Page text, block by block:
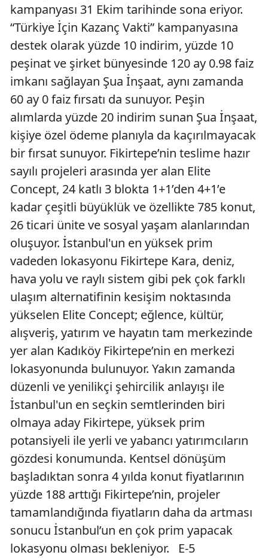
kampanyası 31 Ekim tarihinde sona eriyor.
“Türkiye İçin Kazanç Vakti” kampanyasına
destek olarak yüzde 10 indirim, yüzde 10
peşinat ve şirket bünyesinde 120 ay 0.98 faiz
imkanı sağlayan Şua İnşaat, aynı zamanda
60 ay 0 faiz fırsatı da sunuyor. Peşin
alımlarda yüzde 20 indirim sunan Şua İnşaat,
kişiye özel ödeme planıyla da kaçırılmayacak
bir fırsat sunuyor. Fikirtepe’nin teslime hazır
sayılı projeleri arasında yer alan Elite
Concept, 24 katlı 3 blokta 1+1’den 4+1’e
kadar çeşitli büyüklük ve özellikte 785 konut,
26 ticari ünite ve sosyal yaşam alanlarından
oluşuyor. İstanbul'un en yüksek prim
vadeden lokasyonu Fikirtepe Kara, deniz,
hava yolu ve raylı sistem gibi pek çok farklı
ulaşım alternatifinin kesişim noktasında
yükselen Elite Concept; eğlence, kültür,
alışveriş, yatırım ve hayatın tam merkezinde
yer alan Kadıköy Fikirtepe’nin en merkezi
lokasyonunda bulunuyor. Yakın zamanda
düzenli ve yenilikçi şehircilik anlayışı ile
İstanbul'un en seçkin semtlerinden biri
olmaya aday Fikirtepe, yüksek prim
potansiyeli ile yerli ve yabancı yatırımcıların
gözdesi konumunda. Kentsel dönüşüm
başladıktan sonra 4 yılda konut fiyatlarının
yüzde 188 arttığı Fikirtepe’nin, projeler
tamamlandığında fiyatların daha da artması
sonucu İstanbul’un en çok prim yapacak
lokasyonu olması bekleniyor. E-5